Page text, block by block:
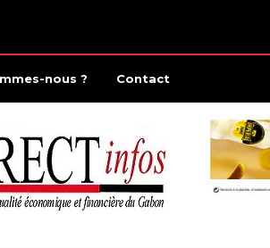
nous ? Contact